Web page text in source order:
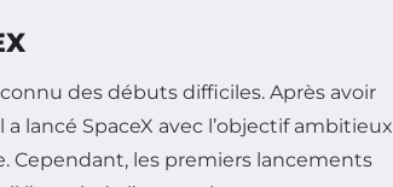
des débuts difficiles. Après avoir
lancé SpaceX avec l’objectif ambitieux
Cependant, les premiers lancements